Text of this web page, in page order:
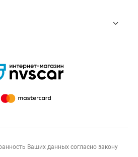
Ваших данных согласно закону